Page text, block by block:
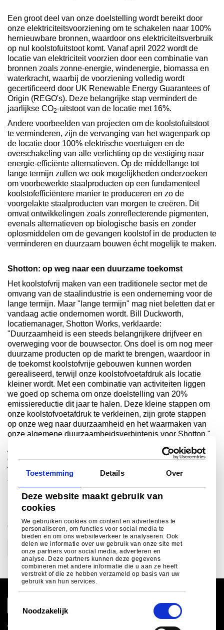
Toestemming Details Over
Deze website maakt gebruik van
cookies
We gebruiken cookies om content en advertenties te
personaliseren, om functies voor social media te
bieden en om ons websiteverkeer te analyseren. Ook
delen we informatie over uw gebruik van onze site met
onze partners voor social media, adverteren en
analyse. Deze partners kunnen deze gegevens
combineren met andere informatie die u aan ze heeft
verstrekt of die ze hebben verzameld op basis van uw
gebruik van hun services.
Noodzakelijk
Een groot deel van onze doelstelling wordt bereikt door
onze elektriciteitsvoorziening om te schakelen naar 100%
hernieuwbare bronnen, waardoor ons elektriciteitsverbruik
op nul koolstofuitstoot komt. Vanaf april 2022 wordt de
locatie van elektriciteit voorzien door een combinatie van
bronnen zoals zonne-energie, windenergie, biomassa en
waterkracht, waarbij de voorziening volledig wordt
gecertificeerd door UK Renewable Energy Guarantees of
Origin (REGO's). Deze belangrijke stap vermindert de
jaarlijkse CO2-uitstoot van de locatie met 16%.
Andere voorbeelden van projecten om de koolstofuitstoot
te verminderen, zijn de vervanging van het wagenpark op
de locatie door 100% elektrische voertuigen en de
overschakeling van alle verlichting op de vestiging naar
energie-efficiënte alternatieven. Op de middellange tot
lange termijn zullen we ook mogelijkheden onderzoeken
om voorbewerkte staalproducten op een fundamenteel
koolstofefficiëntere manier te produceren en zo de
voorgelakte staalproducten van morgen te creëren. Dit
omvat ontwikkelingen zoals zonreflecterende pigmenten,
evenals alternatieven op biologische basis en zonder
oplosmiddelen om de gevangen koolstof in de producten te
verminderen en duurzaam bouwen écht mogelijk te maken.
Shotton: op weg naar een duurzame toekomst
Het koolstofvrij maken van een traditionele sector met de
omvang van de staalindustrie is een onderneming voor de
lange termijn. Maar "lange termijn" mag niet beletten dat er
vandaag actie ondernomen wordt. Bill Duckworth,
locatiemanager, Shotton Works, verklaarde:
"Duurzaamheid is een steeds belangrijkere drijfveer en
overweging voor de bouwsector. Ons doel is om nog meer
duurzame producten op de markt te brengen, waardoor in
de toekomst koolstofvrije gebouwen kunnen worden
gerealiseerd, terwijl onze koolstofvoetafdruk als locatie
kleiner wordt. Met een combinatie van activiteiten liggen
we goed op schema om onze doelstelling van 20%
emissiereductie dit jaar te halen. Deze kleine stappen om
onze koolstofvoetafdruk te verkleinen, zijn grote stappen
op onze weg naar duurzaamheid en het waarmaken van
onze algemene duurzaamheidsverbintenis voor Shotton."
Als u meer informatie wenst over onze Shotton-locatie en
de stappen die we nemen om een duurzamere toekomst
voor ons bedrijf, de bouwsector en de planeet te creëren,
aarzel dan niet om contact op te nemen.
CATEGORIEËN
Duurzaamheid